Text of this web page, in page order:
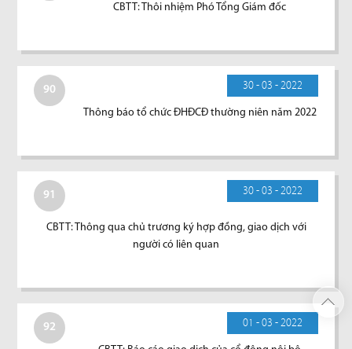
CBTT: Thôi nhiệm Phó Tổng Giám đốc
90 30 - 03 - 2022
Thông báo tổ chức ĐHĐCĐ thường niên năm 2022
91 30 - 03 - 2022
CBTT: Thông qua chủ trương ký hợp đồng, giao dịch với
người có liên quan
92 01 - 03 - 2022